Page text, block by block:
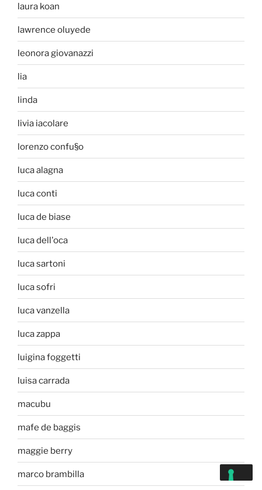
laura koan
lawrence oluyede
leonora giovanazzi
lia
linda
livia iacolare
lorenzo confu§o
luca alagna
luca conti
luca de biase
luca dell'oca
luca sartoni
luca sofri
luca vanzella
luca zappa
luigina foggetti
luisa carrada
macubu
mafe de baggis
maggie berry
marco brambilla